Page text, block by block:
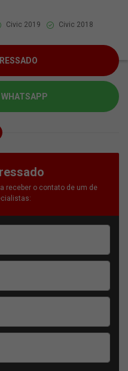
Civic 2019 Civic 2018
WHATSAPP
receber o contato de um de